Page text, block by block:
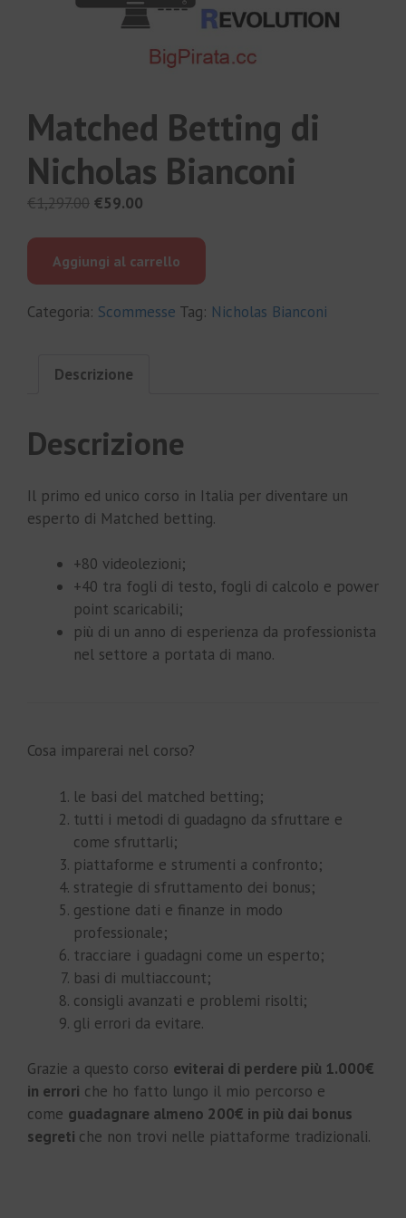
Matched Betting di
Nicholas Bianconi
€1,297.00 Il
era:
€59.00
è:
Aggiungi al carrello
Categoria: Scommesse Tag: Nicholas Bianconi
Descrizione
Descrizione
Il primo ed unico corso in Italia per diventare un
esperto di Matched betting.
+80 videolezioni;
+40 tra fogli di testo, fogli di calcolo e power
point scaricabili;
più di un anno di esperienza da professionista
nel settore a portata di mano.
Cosa imparerai nel corso?
le basi del matched betting;
tutti i metodi di guadagno da sfruttare e
come sfruttarli;
piattaforme e strumenti a confronto;
strategie di sfruttamento dei bonus;
gestione dati e finanze in modo
professionale;
tracciare i guadagni come un esperto;
basi di multiaccount;
consigli avanzati e problemi risolti;
gli errori da evitare.
Grazie a questo corso eviterai di perdere più 1.000€
in errori che ho fatto lungo il mio percorso e
come guadagnare almeno 200€ in più dai bonus
segreti che non trovi nelle piattaforme tradizionali.